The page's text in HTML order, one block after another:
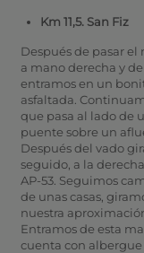
Km 11,5. San Fiz
Después de pasar el
a mano derecha y
entramos en un
asfaltada.
que pasa al lado de
puente sobre un
Después del vado
seguido, a la
AP-53. Seguimos
de unas casas,
nuestra
Entramos de esta
cuenta con albergue